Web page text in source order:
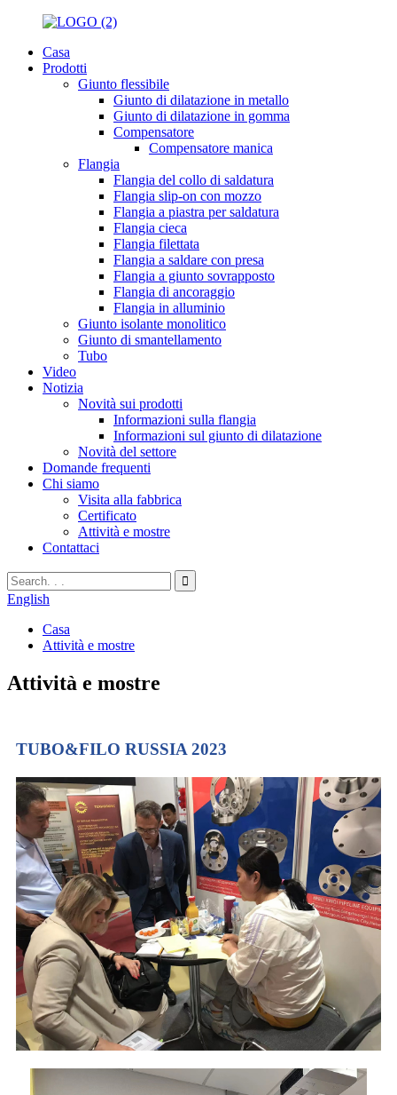
Casa
Prodotti
Giunto flessibile
Giunto di dilatazione in metallo
Giunto di dilatazione in gomma
Compensatore
Compensatore manica
Flangia
Flangia del collo di saldatura
Flangia slip-on con mozzo
Flangia a piastra per saldatura
Flangia cieca
Flangia filettata
Flangia a saldare con presa
Flangia a giunto sovrapposto
Flangia di ancoraggio
Flangia in alluminio
Giunto isolante monolitico
Giunto di smantellamento
Tubo
Video
Notizia
Novità sui prodotti
Informazioni sulla flangia
Informazioni sul giunto di dilatazione
Novità del settore
Domande frequenti
Chi siamo
Visita alla fabbrica
Certificato
Attività e mostre
Contattaci
English
Casa
Attività e mostre
Attività e mostre
TUBO&FILO RUSSIA 2023